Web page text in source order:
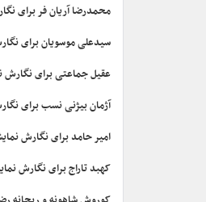
محمدرضا آریان فر برای
سیدعلی موسویان برای
عقیل جماعتی برای نگارش
آژمان بیژنی نسب برای
امیر حامد برای نگارش
کهبد تاراج برای نگارش